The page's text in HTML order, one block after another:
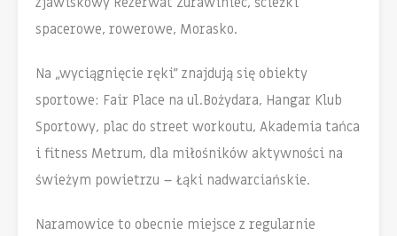
spacerowe, rowerowe, Morasko.
Na „wyciągnięcie ręki” znajdują się obiekty
sportowe: Fair Place na ul.Bożydara, Hangar Klub
Sportowy, plac do street workoutu, Akademia tańca
i fitness Metrum, dla miłośników aktywności na
świeżym powietrzu – Łąki nadwarciańskie.
Naramowice to obecnie miejsce z regularnie